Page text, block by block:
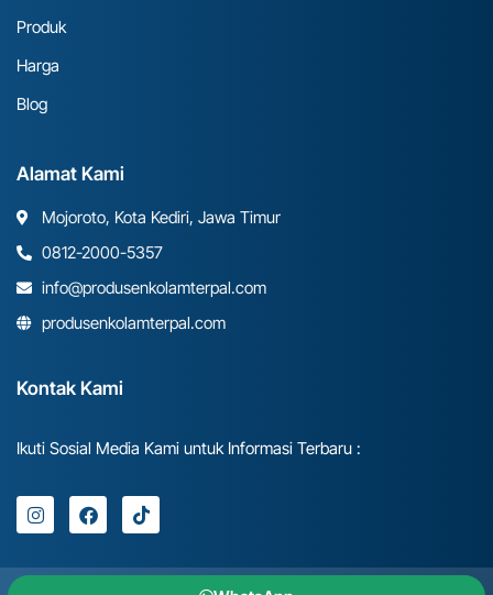
Produk
Harga
Blog
Alamat Kami
Mojoroto, Kota Kediri, Jawa Timur
0812-2000-5357
info@produsenkolamterpal.com
produsenkolamterpal.com
Kontak Kami
Ikuti Sosial Media Kami untuk Informasi Terbaru :